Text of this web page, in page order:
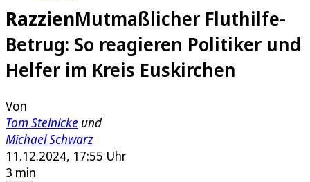
RazzienMutmaßlicher Fluthilfe-
Betrug: So reagieren Politiker und
Helfer im Kreis Euskirchen
Von
Tom Steinicke und
Michael Schwarz
11.12.2024, 17:55 Uhr
3 min